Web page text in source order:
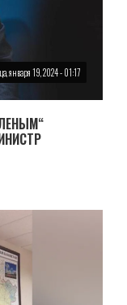
января 19, 2024 - 01:17